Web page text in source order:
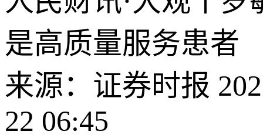
是高质量服务患者
来源：证券时报
22 06:45